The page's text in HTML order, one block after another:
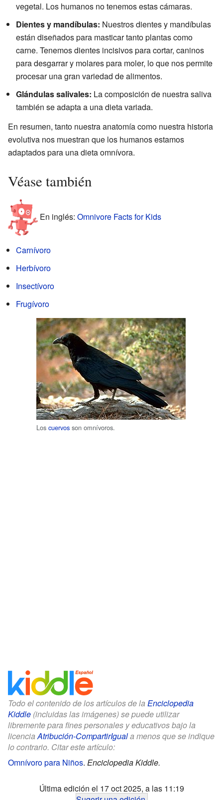
vegetal. Los humanos no tenemos estas cámaras.
Dientes y mandíbulas: Nuestros dientes y mandíbulas
están diseñados para masticar tanto plantas como
carne. Tenemos dientes incisivos para cortar, caninos
para desgarrar y molares para moler, lo que nos permite
procesar una gran variedad de alimentos.
Glándulas salivales: La composición de nuestra saliva
también se adapta a una dieta variada.
En resumen, tanto nuestra anatomía como nuestra historia
evolutiva nos muestran que los humanos estamos
adaptados para una dieta omnívora.
Véase también
En inglés: Omnivore Facts for Kids
Carnívoro
Herbívoro
Insectívoro
Frugívoro
Los cuervos son omnívoros.
Todo el contenido de los artículos de la Enciclopedia
Kiddle (incluidas las imágenes) se puede utilizar
libremente para fines personales y educativos bajo la
licencia Atribución-CompartirIguala menos que se indique
lo contrario. Citar este artículo:
Omnívoro para Niños. Enciclopedia Kiddle.
Última edición el 17 oct 2025, a las 11:19